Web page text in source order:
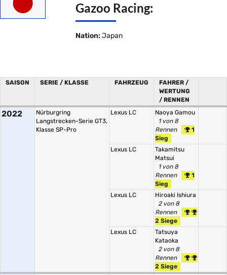
Gazoo Racing:
Nation: Japan
SAISON SERIE / KLASSE FAHRZEUG
FAHRER /
WERTUNG
/ RENNEN
2022
Nürburgring
Langstrecken-Serie GT3,
Klasse SP-Pro
Lexus LC
Naoya Gamou
1 von 8
Rennen
1
Sieg
Lexus LC
Takamitsu
Matsui
1 von 8
Rennen
1
Sieg
Lexus LC
Hiroaki Ishiura
2 von 8
Rennen
2 Siege
Lexus LC
Tatsuya
Kataoka
2 von 8
Rennen
2 Siege